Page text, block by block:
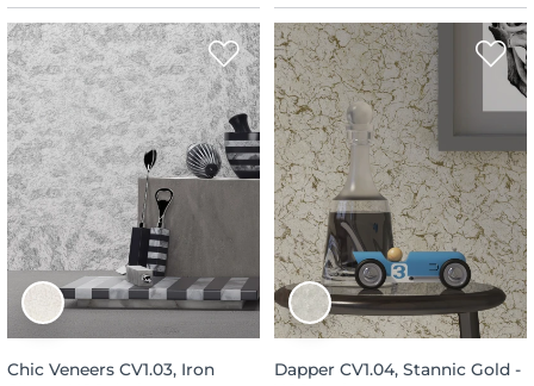
Chic Veneers CV1.03, Iron
Dapper CV1.04, Stannic Gold -